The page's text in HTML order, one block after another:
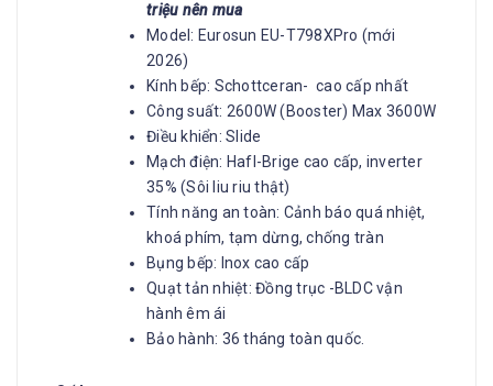
triệu nên mua
Model: Eurosun EU-T798XPro (mới
2026)
Kính bếp: Schottceran- cao cấp nhất
Công suất: 2600W (Booster) Max 3600W
Điều khiển: Slide
Mạch điện: Hafl-Brige cao cấp, inverter
35% (Sôi liu riu thật)
Tính năng an toàn: Cảnh báo quá nhiệt,
khoá phím, tạm dừng, chống tràn
Bụng bếp: Inox cao cấp
Quạt tản nhiệt: Đồng trục -BLDC vận
hành êm ái
Bảo hành: 36 tháng toàn quốc.